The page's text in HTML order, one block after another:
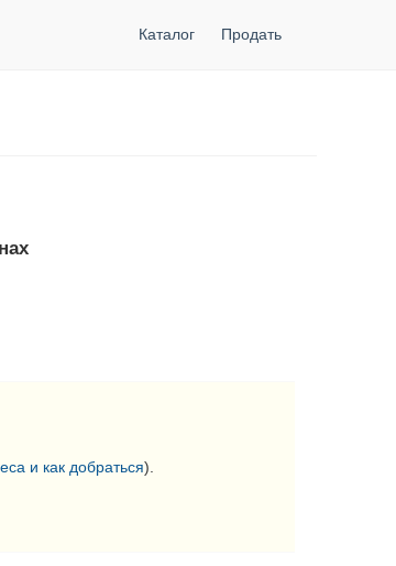
Каталог Продать
и как добраться).